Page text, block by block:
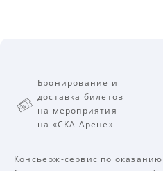
Бронирование и
доставка билетов
на мероприятия
на «СКА Арене»
Консьерж-сервис по оказанию